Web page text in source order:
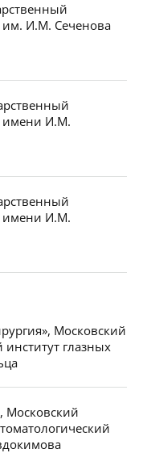
им. И.М. Сеченова
имени И.М.
имени И.М.
Московский
глазных
Московский